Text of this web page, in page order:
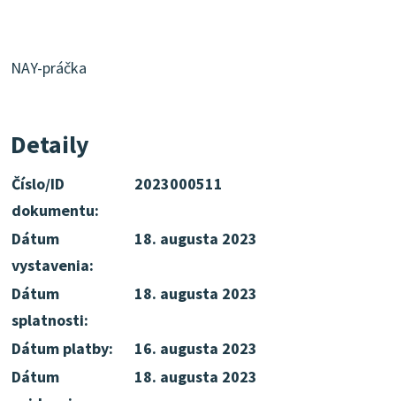
NAY-práčka
Detaily
Číslo/ID
dokumentu:
2023000511
Dátum
vystavenia:
18. augusta 2023
Dátum
splatnosti:
18. augusta 2023
Dátum platby:
16. augusta 2023
Dátum
18. augusta 2023